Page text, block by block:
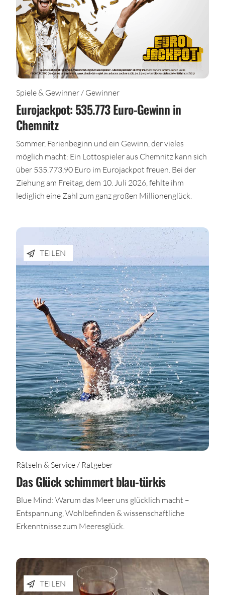
Spiele & Gewinner / Gewinner
Eurojackpot: 535.773 Euro-Gewinn in
Chemnitz
Sommer, Ferienbeginn und ein Gewinn, der vieles
möglich macht: Ein Lottospieler aus Chemnitz kann sich
über 535.773,90 Euro im Eurojackpot freuen. Bei der
Ziehung am Freitag, dem 10. Juli 2026, fehlte ihm
lediglich eine Zahl zum ganz großen Millionenglück.
TEILEN
Rätseln & Service / Ratgeber
Das Glück schimmert blau-türkis
Blue Mind: Warum das Meer uns glücklich macht –
Entspannung, Wohlbefinden & wissenschaftliche
Erkenntnisse zum Meeresglück.
TEILEN